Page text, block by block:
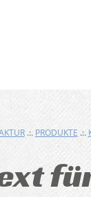
.:. PRODUKTE .:.